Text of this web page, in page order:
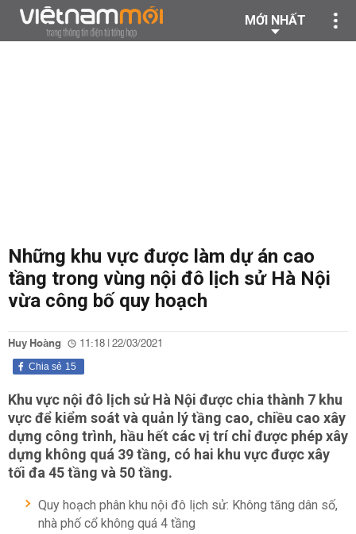
MỚI NHẤT
Những khu vực được làm dự án cao
tầng trong vùng nội đô lịch sử Hà Nội
vừa công bố quy hoạch
Huy Hoàng 11:18 | 22/03/2021
15
Chia sẻ
Khu vực nội đô lịch sử Hà Nội được chia thành 7 khu
vực để kiểm soát và quản lý tầng cao, chiều cao xây
dựng công trình, hầu hết các vị trí chỉ được phép xây
dựng không quá 39 tầng, có hai khu vực được xây
tối đa 45 tầng và 50 tầng.
Quy hoạch phân khu nội đô lịch sử: Không tăng dân số,
nhà phố cổ không quá 4 tầng